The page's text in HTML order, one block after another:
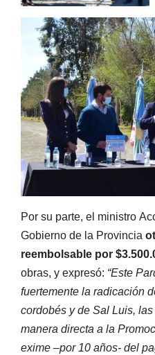
Por su parte, el ministro
Gobierno de la Provincia
reembolsable por
obras, y expresó: “Este
fuertemente la radicación
cordobés y de Sal Luis,
manera directa a la
exime –por 10 años- del